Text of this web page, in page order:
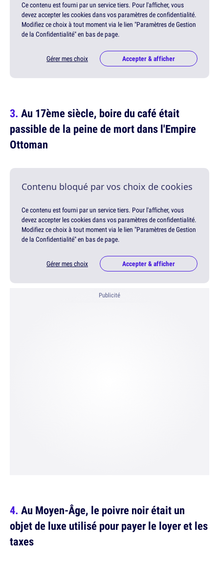
Ce contenu est fourni par un service tiers. Pour l'afficher, vous
devez accepter les cookies dans vos paramètres de confidentialité.
Modifiez ce choix à tout moment via le lien "Paramètres de Gestion
de la Confidentialité" en bas de page.
Gérer mes choix Accepter & afficher
Au 17ème siècle, boire du café était
passible de la peine de mort dans l'Empire
Ottoman
Contenu bloqué par vos choix de cookies
Ce contenu est fourni par un service tiers. Pour l'afficher, vous
devez accepter les cookies dans vos paramètres de confidentialité.
Modifiez ce choix à tout moment via le lien "Paramètres de Gestion
de la Confidentialité" en bas de page.
Gérer mes choix Accepter & afficher
Publicité
Au Moyen-Âge, le poivre noir était un
objet de luxe utilisé pour payer le loyer et les
taxes